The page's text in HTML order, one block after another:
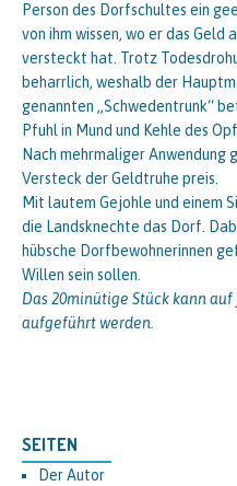
Person des Dorfschultes ein
von ihm wissen, wo er das Geld
versteckt hat. Trotz
beharrlich, weshalb der
genannten „Schwedentrunk“
Pfuhl in Mund und Kehle des
Nach mehrmaliger Anwendung
Versteck der Geldtruhe preis.
Mit lautem Gejohle und einem
die Landsknechte das Dorf.
hübsche Dorfbewohnerinnen
Willen sein sollen.
Das 20minütige Stück kann
aufgeführt werden.
SEITEN
Der Autor